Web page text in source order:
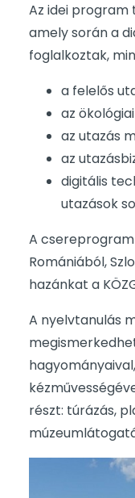
Az idei program
amely során a
foglalkoztak,
a felelős
az
az utazás
az
digitális
utazások
A
Romániából,
hazánkat a
A nyelvtanulás
részt: túrázás,